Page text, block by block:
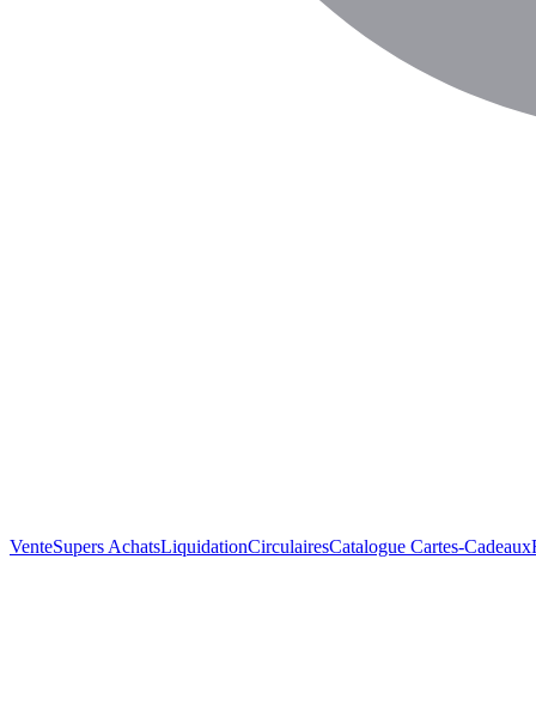
VenteSupers AchatsLiquidationCirculairesCatalogue Cartes-Cadeaux